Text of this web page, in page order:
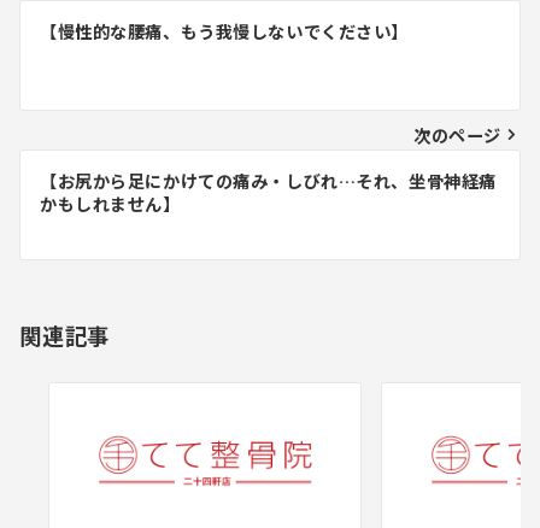
ナ
ビ
ー
シ
ン
【慢性的な腰痛、もう我慢しないでください】
次のページ
【お尻から足にかけての痛み・しびれ…それ、坐骨神経痛
かもしれません】
関連記事